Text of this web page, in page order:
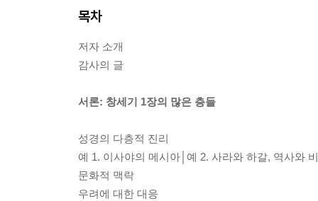
목차
저자 소개
감사의 글
서론: 창세기 1장의 많은 층들
성경의 다층적 진리
예 1. 이사야의 메시아│예 2. 사라와 하갈, 역사와
문화적 맥락
우려에 대한 대응